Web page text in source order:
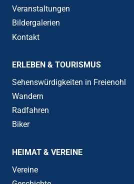
Veranstaltungen
Bildergalerien
Kontakt
ERLEBEN & TOURISMUS
Sehenswürdigkeiten in Freienohl
Wandern
Radfahren
Biker
HEIMAT & VEREINE
Vereine